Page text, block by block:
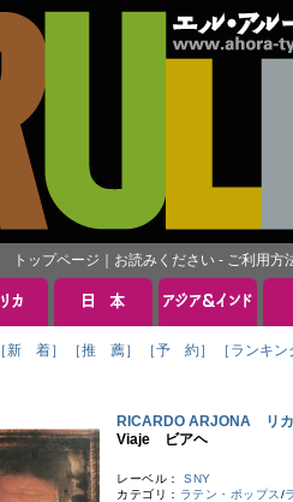
トップページ お読みください - ご利用方
［新 着］ ［推 薦］ ［予 約］ ［ランキン
RICARDO ARJONA リ
Viaje ビアヘ
レーベル： SNY
カテゴリ： ラテン・ポップス /